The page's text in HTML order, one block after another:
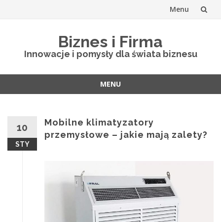
Menu
Biznes i Firma
Innowacje i pomysły dla świata biznesu
MENU
10
STY
Mobilne klimatyzatory
przemysłowe – jakie mają zalety?